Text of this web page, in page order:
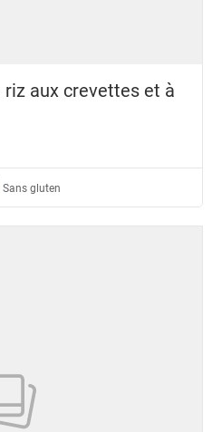
aux crevettes et à
Sans gluten